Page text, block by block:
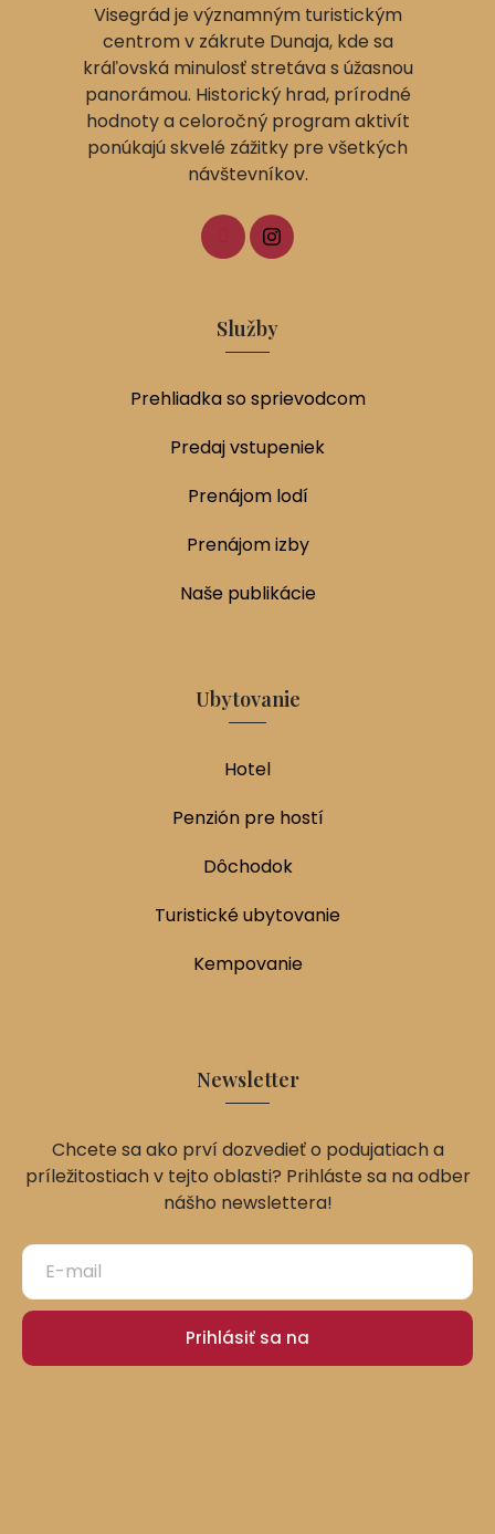
Visegrád je významným turistickým
centrom v zákrute Dunaja, kde sa
kráľovská minulosť stretáva s úžasnou
panorámou. Historický hrad, prírodné
hodnoty a celoročný program aktivít
ponúkajú skvelé zážitky pre všetkých
návštevníkov.
Služby
Prehliadka so sprievodcom
Predaj vstupeniek
Prenájom lodí
Prenájom izby
Naše publikácie
Ubytovanie
Hotel
Penzión pre hostí
Dôchodok
Turistické ubytovanie
Kempovanie
Newsletter
Chcete sa ako prví dozvedieť o podujatiach a
príležitostiach v tejto oblasti? Prihláste sa na odber
nášho newslettera!
Prihlásiť sa na